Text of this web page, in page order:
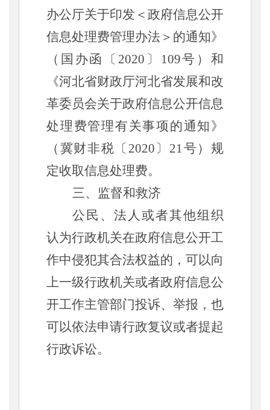
办公厅关于印发 ＜ 政府信息公开
信息处理费管理办法 ＞ 的通知》
（国办函〔2020〕109号）和
《河北省财政厅河北省发展和改
革委员会关于政府信息公开信息
处理费管理有关事项的通知》
（冀财非税〔2020〕21号）规
定收取信息处理费。
三、监督和救济
公民、法人或者其他组织
认为行政机关在政府信息公开工
作中侵犯其合法权益的，可以向
上一级行政机关或者政府信息公
开工作主管部门投诉、举报，也
可以依法申请行政复议或者提起
行政诉讼。